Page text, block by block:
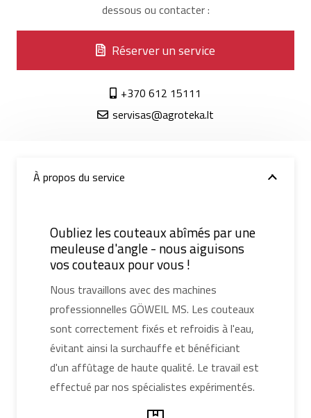
dessous ou contacter :
Réserver un service
+370 612 15111
servisas@agroteka.lt
À propos du service
Oubliez les couteaux abîmés par une
meuleuse d'angle - nous aiguisons
vos couteaux pour vous !
Nous travaillons avec des machines
professionnelles GÖWEIL MS. Les couteaux
sont correctement fixés et refroidis à l'eau,
évitant ainsi la surchauffe et bénéficiant
d'un affûtage de haute qualité. Le travail est
effectué par nos spécialistes expérimentés.